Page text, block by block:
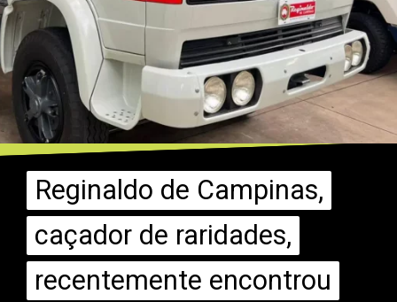
Reginaldo de Campinas,
caçador de raridades,
recentemente encontrou
Reginaldo de Campinas,
caçador de raridades,
recentemente encontrou